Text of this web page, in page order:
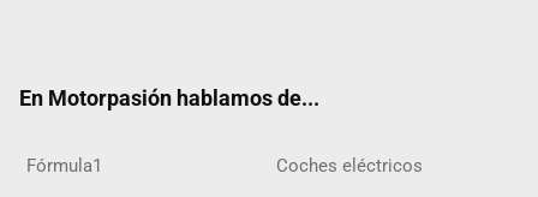
En Motorpasión hablamos de...
Fórmula1 Coches eléctricos